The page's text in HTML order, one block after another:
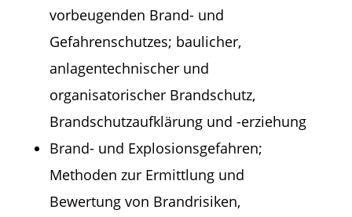
vorbeugenden Brand- und
Gefahrenschutzes; baulicher,
anlagentechnischer und
organisatorischer Brandschutz,
Brandschutzaufklärung und -erziehung
Brand- und Explosionsgefahren;
Methoden zur Ermittlung und
Bewertung von Brandrisiken,